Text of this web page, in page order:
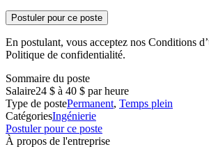
Postuler pour ce poste
En postulant, vous acceptez nos Conditions
Politique de confidentialité.
Sommaire du poste
Salaire24 $ à 40 $ par heure
Type de postePermanent, Temps plein
CatégoriesIngénierie
Postuler pour ce poste
À propos de l'entreprise